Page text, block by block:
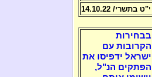
י"ט בתשרי/ 14.10.22
בבחירות
הקרובות עם
ישראל ידפיסו את
הפתקים הנ"ל,